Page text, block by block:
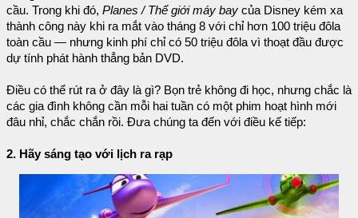
cầu. Trong khi đó, Planes / Thế giới máy bay của Disney kém xa
thành công này khi ra mắt vào tháng 8 với chỉ hơn 100 triệu đôla
toàn cầu — nhưng kinh phí chỉ có 50 triệu đôla vì thoạt đầu được
dự tính phát hành thẳng bản DVD.
Điều có thể rút ra ở đây là gì? Bọn trẻ không đi học, nhưng chắc là
các gia đình không cần mỗi hai tuần có một phim hoạt hình mới
đâu nhỉ, chắc chắn rồi. Đưa chúng ta đến với điều kế tiếp:
2. Hãy sáng tạo với lịch ra rạp